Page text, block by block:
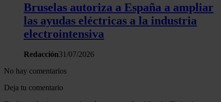
Bruselas autoriza a España a ampliar
las ayudas eléctricas a la industria
electrointensiva
Redacción31/07/2026
No hay comentarios
Deja tu comentario